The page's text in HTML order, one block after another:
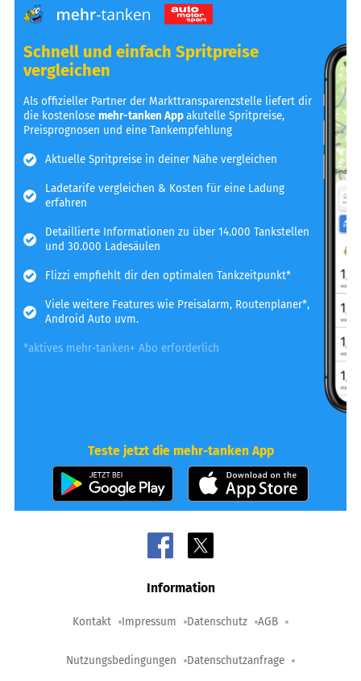
Schnell und einfach Spritpreise
vergleichen
Als offizieller Partner der Markttransparenzstelle liefert dir
die kostenlosemehr-tanken Appakutelle Spritpreise,
Preisprognosen und eine Tankempfehlung
Aktuelle Spritpreise in deiner Nähe vergleichen
Ladetarife vergleichen & Kosten für eine Ladung
erfahren
Detaillierte Informationen zu über 14.000 Tankstellen
und 30.000 Ladesäulen
Flizzi empfiehlt dir den optimalen Tankzeitpunkt*
Viele weitere Features wie Preisalarm, Routenplaner*,
Android Auto uvm.
*aktives mehr-tanken+ Abo erforderlich
Teste jetzt die mehr-tanken App
Information
Kontakt Impressum Datenschutz AGB
Nutzungsbedingungen Datenschutzanfrage